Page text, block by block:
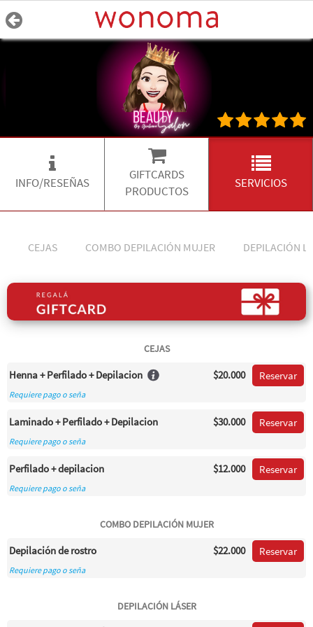
INFO/RESEÑAS
GIFTCARDS
PRODUCTOS
SERVICIOS
CEJAS COMBO DEPILACIÓN MUJER DEPILACIÓN
CEJAS
Henna + Perfilado + Depilacion $20.000 Reservar
Requiere pago o seña
Laminado + Perfilado + Depilacion $30.000 Reservar
Requiere pago o seña
Perfilado + depilacion $12.000 Reservar
Requiere pago o seña
COMBO DEPILACIÓN MUJER
Depilación de rostro $22.000 Reservar
Requiere pago o seña
DEPILACIÓN LÁSER